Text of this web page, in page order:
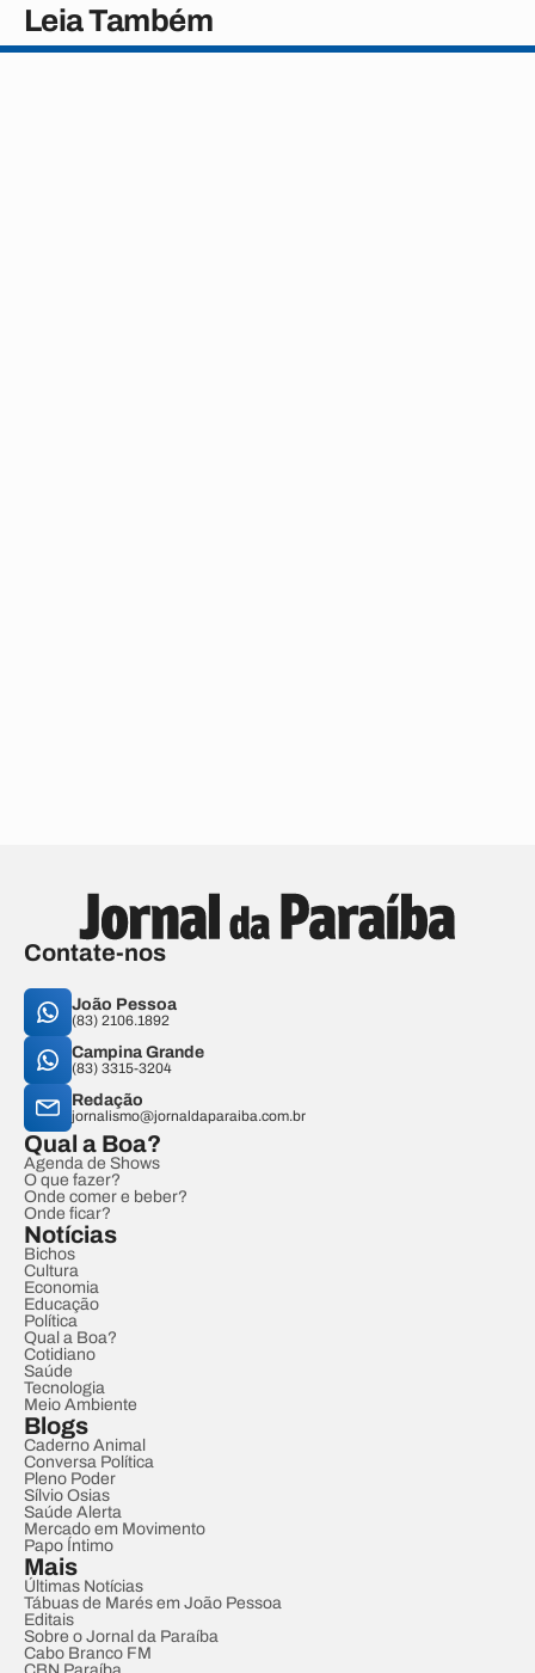
Leia Também
Contate-nos
João Pessoa
(83) 2106.1892
Campina Grande
(83) 3315-3204
Redação
jornalismo@jornaldaparaiba.com.br
Qual a Boa?
Agenda de Shows
O que fazer?
Onde comer e beber?
Onde ficar?
Notícias
Bichos
Cultura
Economia
Educação
Política
Qual a Boa?
Cotidiano
Saúde
Tecnologia
Meio Ambiente
Blogs
Caderno Animal
Conversa Política
Pleno Poder
Sílvio Osias
Saúde Alerta
Mercado em Movimento
Papo Íntimo
Mais
Últimas Notícias
Tábuas de Marés em João Pessoa
Editais
Sobre o Jornal da Paraíba
Cabo Branco FM